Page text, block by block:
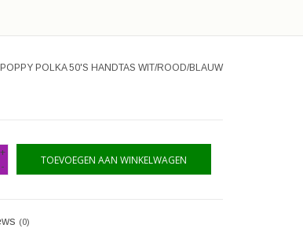
POLKA 50'S HANDTAS WIT/ROOD/BLAUW
+
-
TOEVOEGEN AAN WINKELWAGEN
(0)